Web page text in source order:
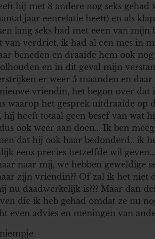
hij met 8 andere nog seks
jaar eenrelatie heeft) en als
lang seks had met eeen van mijn
van verdriet, ik had al een mes in
beneden en draaide hem ook
en in dit geval mijn
er weer 5 maanden en
vriendin, het begon over
waarop het gesprek uitdraaide op
hij heeft totaal geen besef van wat
ook weer aan doen… Ik ben
dat hij ook haar bedonderd.. ik
eens precies hetzelfde wil
naar mij, we hebben geweldige
zijn vriendin?? Of zal ik het niet
nu daadwerkelijk is??? Maar dan
die ik heb gehad omdat ze nu
even advies en meningen van